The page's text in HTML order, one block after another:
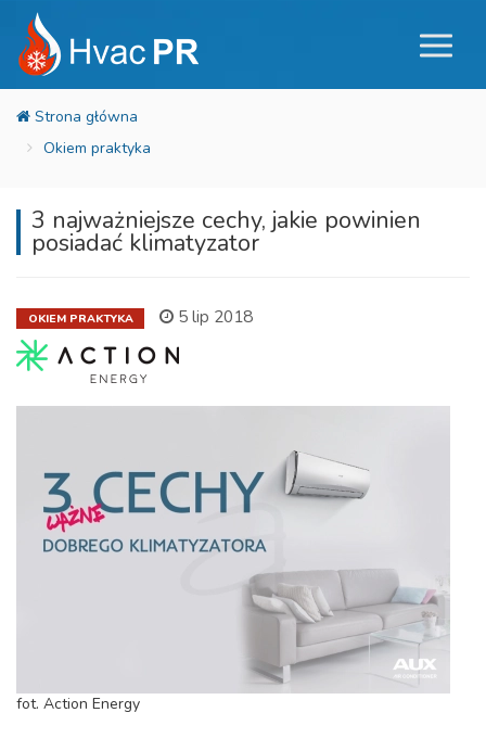
Okiem praktyka
3 najważniejsze cechy, jakie powinien
posiadać klimatyzator
OKIEM PRAKTYKA 5 lip 2018
fot. Action Energy